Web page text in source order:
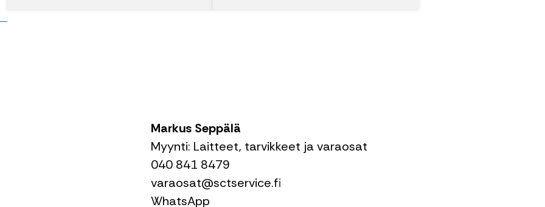
Markus Seppälä
Myynti: Laitteet, tarvikkeet ja varaosat
040 841 8479
varaosat@sctservice.fi
WhatsApp